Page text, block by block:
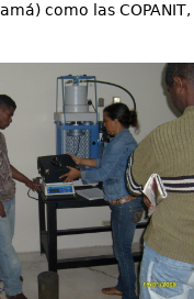
como las COPANIT,